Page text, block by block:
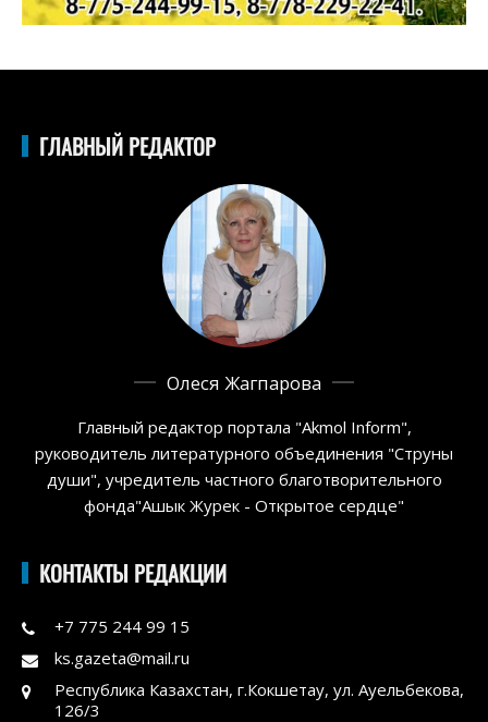
ГЛАВНЫЙ РЕДАКТОР
Олеся Жагпарова
Главный редактор портала "Akmol Inform",
руководитель литературного объединения "Струны
души", учредитель частного благотворительного
фонда"Ашык Журек - Открытое сердце"
КОНТАКТЫ РЕДАКЦИИ
+7 775 244 99 15
ks.gazeta@mail.ru
Республика Казахстан, г.Кокшетау, ул. Ауельбекова,
126/3